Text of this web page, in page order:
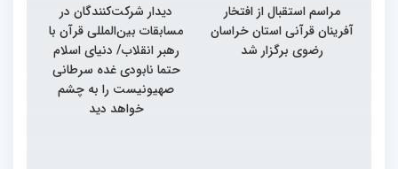
مراسم استقبال از افتخار
آفرینان قرآنی استان خراسان
رضوی برگزار شد
دیدار شرکت‌کنندگان در
مسابقات بین‌المللی قرآن با
رهبر انقلاب/ دنیای اسلام
حتما نابودی غده سرطانی
صهیونیست را به چشم
خواهد دید